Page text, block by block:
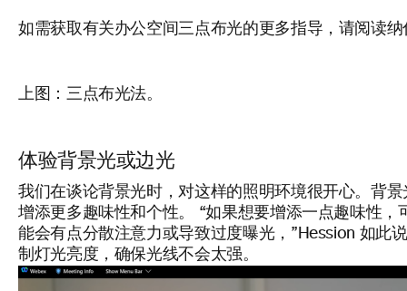
如需获取有关办公空间三点布光的更多指导，请阅读
上图：三点布光法。
体验背景光或边光
我们在谈论背景光时，对这样的照明环境很开心。背
增添更多趣味性和个性。 “如果想要增添一点趣味性
能会有点分散注意力或导致过度曝光，”Hession 如此
制灯光亮度，确保光线不会太强。